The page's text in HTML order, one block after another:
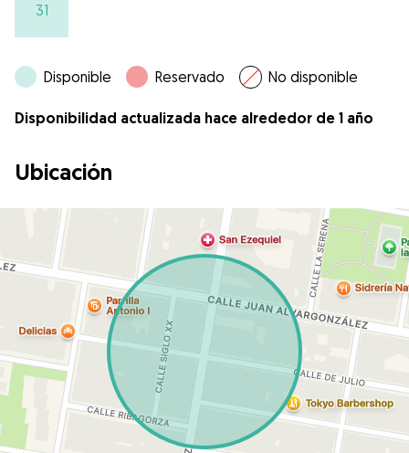
31
Disponible Reservado No disponible
Disponibilidad actualizada hace alrededor de 1 año
Ubicación